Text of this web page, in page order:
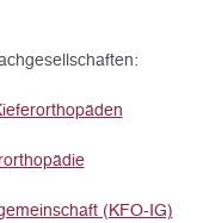
(KFO-IG)